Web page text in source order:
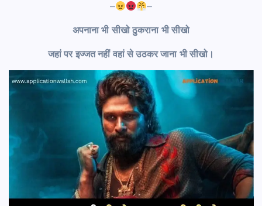
– –
अपनाना भी सीखो ठुकराना भी सीखो
जहां पर इज्जत नहीं वहां से उठकर जाना भी सीखो।